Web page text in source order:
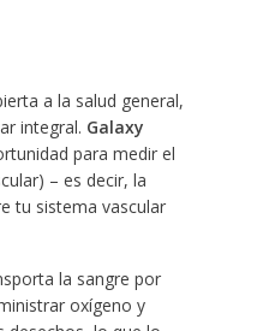
a la salud general,
integral. Galaxy
para medir el
– es decir, la
tu sistema vascular
la sangre por
oxígeno y